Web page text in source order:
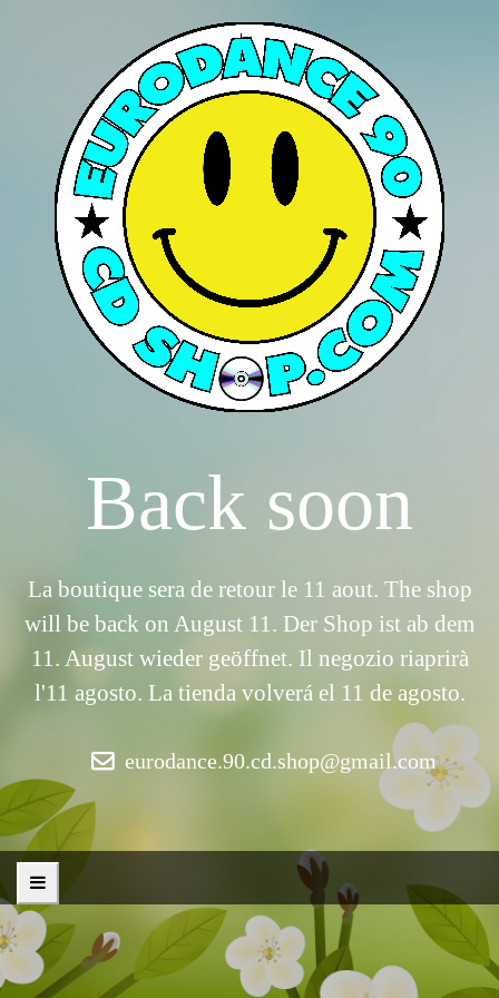
Back soon
La boutique sera de retour le 11 aout. The shop
will be back on August 11. Der Shop ist ab dem
11. August wieder geöffnet. Il negozio riaprirà
l'11 agosto. La tienda volverá el 11 de agosto.
eurodance.90.cd.shop@gmail.com